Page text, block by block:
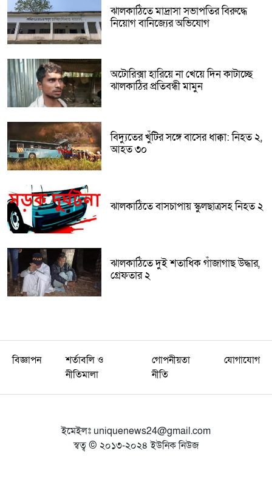
ঝালকাঠিতে মাদ্রাসা সভাপতির বিরুদ্ধে
নিয়োগ বানিজ্যের অভিযোগ
অটোরিক্সা হারিয়ে না খেয়ে দিন কাটাচ্ছে
ঝালকাঠির প্রতিবন্ধী মামুন
বিদ্যুতের খুঁটির সঙ্গে বাসের ধাক্কা: নিহত ২,
আহত ৩০
ঝালকাঠিতে বাসচাপায় স্কুলছাত্রসহ নিহত ২
ঝালকাঠিতে দুই শতাধিক গাঁজাগাছ উদ্ধার,
গ্রেফতার ২
বিজ্ঞাপন
শর্তাবলি ও
নীতিমালা
গোপনীয়তা
নীতি
যোগাযোগ
ইমেইলঃ uniquenews24@gmail.com
স্বত্ব © ২০১৩-২০২৪ ইউনিক নিউজ